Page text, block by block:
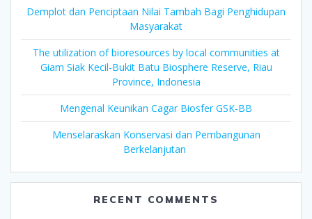
Demplot dan Penciptaan Nilai Tambah Bagi Penghidupan
Masyarakat
The utilization of bioresources by local communities at
Giam Siak Kecil-Bukit Batu Biosphere Reserve, Riau
Province, Indonesia
Mengenal Keunikan Cagar Biosfer GSK-BB
Menselaraskan Konservasi dan Pembangunan
Berkelanjutan
RECENT COMMENTS